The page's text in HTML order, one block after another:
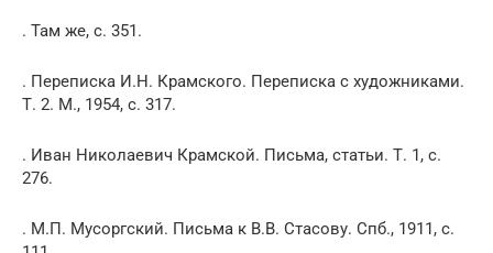
. Там же, с. 351.
. Переписка И.Н. Крамского. Переписка с художниками.
Т. 2. М., 1954, с. 317.
. Иван Николаевич Крамской. Письма, статьи. Т. 1, с.
276.
. М.П. Мусоргский. Письма к В.В. Стасову. Спб., 1911, с.